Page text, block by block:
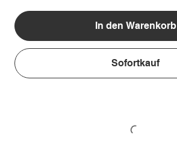
In den Warenkorb
Sofortkauf